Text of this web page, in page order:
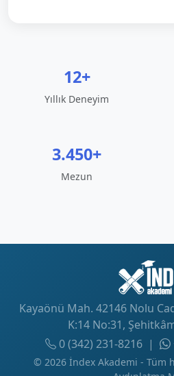
12+
Yıllık Deneyim
3.450+
Mezun
Kayaönü Mah. 42146 Nolu
K:14 No:31,
0 (342) 231-8216 |
© 2026 İndex Akademi - Tüm